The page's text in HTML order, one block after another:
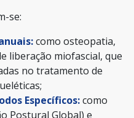
se:
como osteopatia,
liberação miofascial, que
no tratamento de
Específicos:como
Postural Global) e